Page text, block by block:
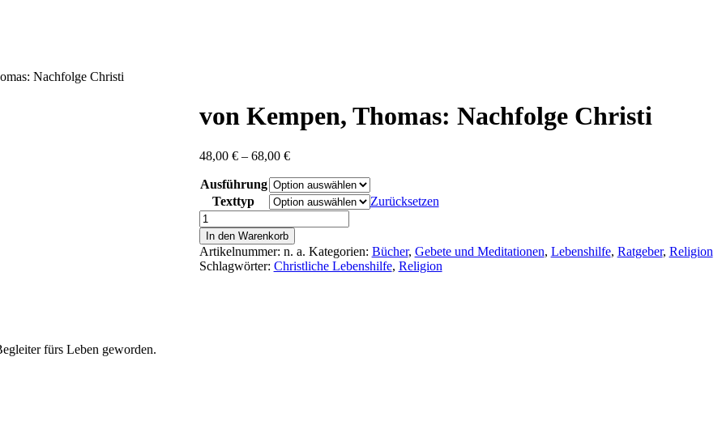
Nachfolge Christi
von Kempen, Thomas: Nachfolge Christi
48,00 € – 68,00 €Preisspanne:
bis
68,00 €
Ausführung
Texttyp
Zurücksetzen
von
Kempen,
Thomas:
Nachfolge
Christi
In den Warenkorb
Artikelnummer: n. a. Kategorien: Bücher, Gebete und Meditationen, Lebenshilfe, Ratgeber, Religion
Schlagwörter: Christliche Lebenshilfe, Religion
fürs Leben geworden.